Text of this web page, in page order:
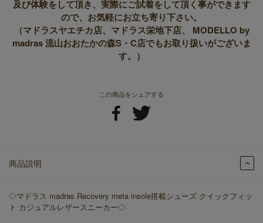
この商品をシェアする
商品説明
◇マドラス madras Recovery meta insole搭載シューズ クイックフィッ
ト カジュアルレザースニーカー◇
及び体験をして頂き、実際にご試着をして頂く事ができます
ので、お気軽にお立ち寄り下さい。
（マドラスヤエチカ店、マドラス栄地下店、 MODELLO by
madras 流山おおたかの森S・C店でもお取り扱いがございま
す。）